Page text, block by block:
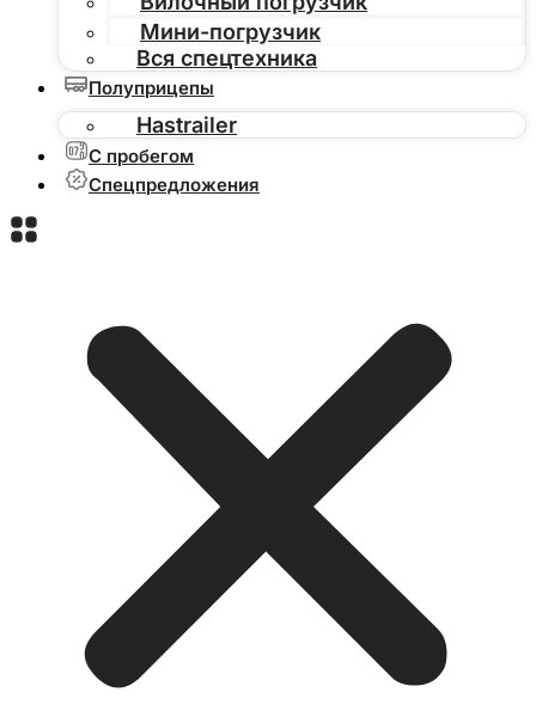
Мини-погрузчик
Вся спецтехника
Полуприцепы
Hastrailer
С пробегом
Спецпредложения